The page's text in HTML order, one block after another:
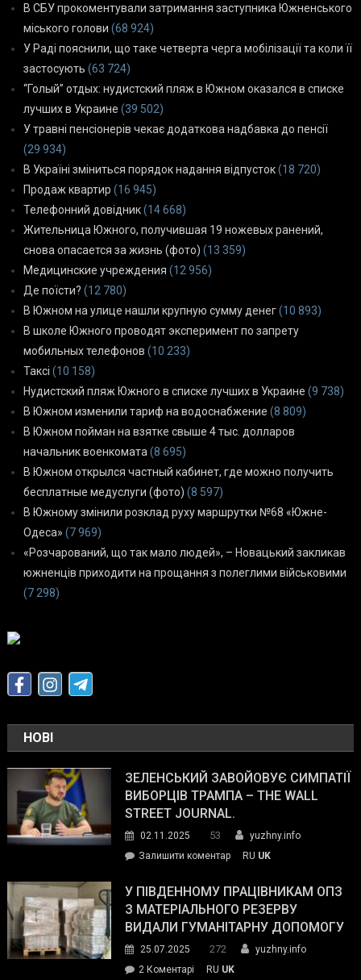
В СБУ прокоментували затримання заступника Южненського
міського голови (68 924)
У Раді пояснили, що таке четверта черга мобілізації та коли її
застосують (63 724)
“Голый” отдых: нудистский пляж в Южном оказался в списке
лучших в Украине (39 502)
У травні пенсіонерів чекає додаткова надбавка до пенсії
(29 934)
В Україні зміниться порядок надання відпусток(18 720)
Продаж квартир (16 945)
Телефонний довідник(14 668)
Жительница Южного, получившая 19 ножевых ранений,
снова опасается за жизнь (фото) (13 359)
Медицинские учреждения (12 956)
Де поїсти? (12 780)
В Южном на улице нашли крупную сумму денег(10 893)
В школе Южного проводят эксперимент по запрету
мобильных телефонов (10 233)
Таксі (10 158)
Нудистский пляж Южного в списке лучших в Украине (9 738)
В Южном изменили тариф на водоснабжение (8 809)
В Южном пойман на взятке свыше 4 тыс. долларов
начальник военкомата (8 695)
В Южном открылся частный кабинет, где можно получить
бесплатные медуслуги (фото) (8 597)
В Южному змінили розклад руху маршрутки №68 «Южне-
Одеса» (7 969)
«Розчарований, що так мало людей», – Новацький закликав
южненців приходити на прощання з полеглими військовими
(7 298)
НОВІ
ЗЕЛЕНСЬКИЙ ЗАВОЙОВУЄ СИМПАТІЇ
ВИБОРЦІВ ТРАМПА – THE WALL
STREET JOURNAL.
02.11.2025 53
yuzhny.info
Залишити коментарon
завойовує
симпатії
виборців
The
RU UK
У ПІВДЕННОМУ ПРАЦІВНИКАМ ОПЗ
З МАТЕРІАЛЬНОГО РЕЗЕРВУ
ВИДАЛИ ГУМАНІТАРНУ ДОПОМОГУ
25.07.2025 272
yuzhny.info
2 Коментарі
RU UK